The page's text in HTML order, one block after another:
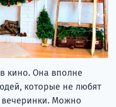
кино. Она вполне
которые не любят
вечеринки. Можно